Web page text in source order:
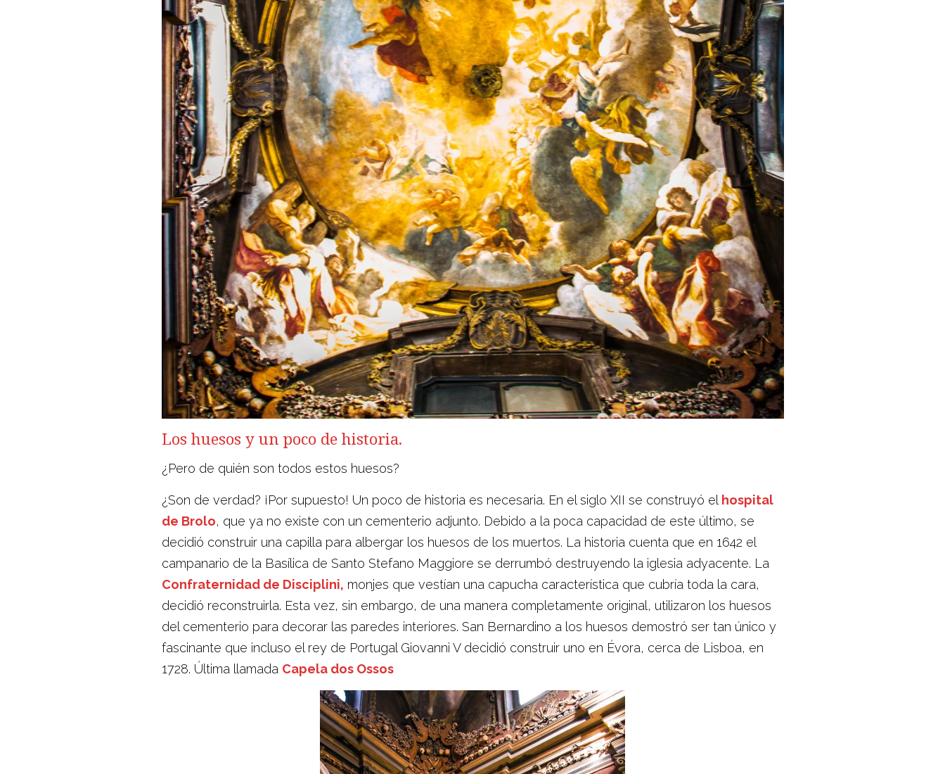
Los huesos y un poco de historia.
¿Pero de quién son todos estos huesos?
¿Son de verdad? ¡Por supuesto! Un poco de historia es necesaria. En el siglo XII se construyó el hospital
de Brolo, que ya no existe con un cementerio adjunto. Debido a la poca capacidad de este último, se
decidió construir una capilla para albergar los huesos de los muertos. La historia cuenta que en 1642 el
campanario de la Basílica de Santo Stefano Maggiore se derrumbó destruyendo la iglesia adyacente. La
Confraternidad de Disciplini, monjes que vestían una capucha característica que cubría toda la cara,
decidió reconstruirla. Esta vez, sin embargo, de una manera completamente original, utilizaron los huesos
del cementerio para decorar las paredes interiores. San Bernardino a los huesos demostró ser tan único y
fascinante que incluso el rey de Portugal Giovanni V decidió construir uno en Évora, cerca de Lisboa, en
1728. Última llamada Capela dos Ossos